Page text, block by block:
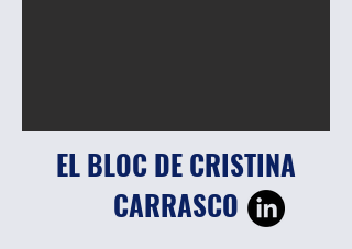
EL BLOC DE CRISTINA
CARRASCO